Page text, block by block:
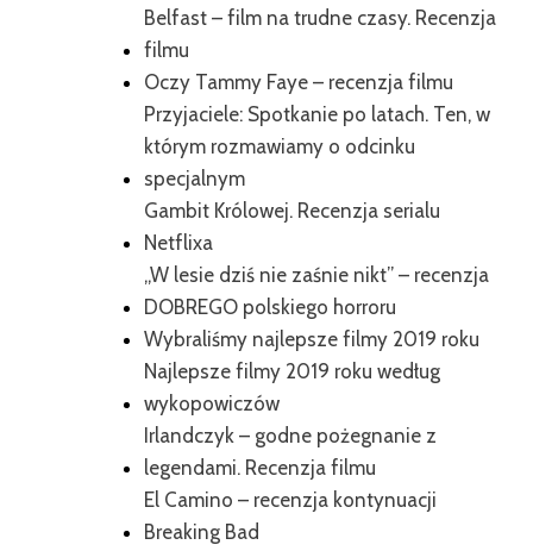
Belfast – film na trudne czasy. Recenzja
filmu
Oczy Tammy Faye – recenzja filmu
Przyjaciele: Spotkanie po latach. Ten, w
którym rozmawiamy o odcinku
specjalnym
Gambit Królowej. Recenzja serialu
Netflixa
„W lesie dziś nie zaśnie nikt” – recenzja
DOBREGO polskiego horroru
Wybraliśmy najlepsze filmy 2019 roku
Najlepsze filmy 2019 roku według
wykopowiczów
Irlandczyk – godne pożegnanie z
legendami. Recenzja filmu
El Camino – recenzja kontynuacji
Breaking Bad